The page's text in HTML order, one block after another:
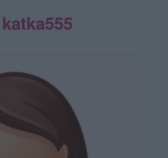
katka555